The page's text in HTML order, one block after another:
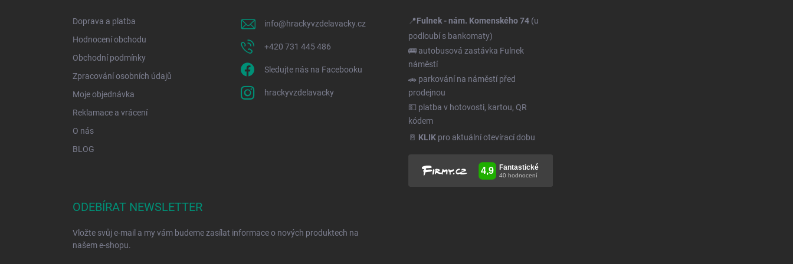
Doprava a platba
Hodnocení obchodu
Obchodní podmínky
Zpracování osobních údajů
Moje objednávka
Reklamace a vrácení
O nás
BLOG
info@hrackyvzdelavacky.cz
+420 731 445 486
Sledujte nás na Facebooku
hrackyvzdelavacky
📍Fulnek - nám. Komenského 74 (u
podloubí s bankomaty)
🚌 autobusová zastávka Fulnek
náměstí
🚗 parkování na náměstí před
prodejnou
💵 platba v hotovosti, kartou, QR
kódem
🚪 KLIK pro aktuální otevírací dobu
ODEBÍRAT NEWSLETTER
Vložte svůj e-mail a my vám budeme zasílat informace o nových produktech na
našem e-shopu.